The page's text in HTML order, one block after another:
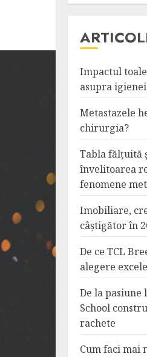
Impactul
asupra igienei
Metastazele
chirurgia?
Tabla fălțuită
învelitoarea
fenomene
Imobiliare,
câștigător în
De ce TCL
alegere
De la pasiune
School
rachete
Cum faci mai